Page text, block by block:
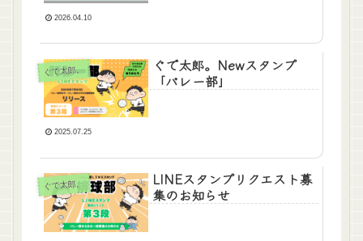
2026.04.10
ぐで太郎。
ぐで太郎。Newスタンプ
「バレー部」
2025.07.25
ぐで太郎。
LINEスタンプリクエスト募
集のお知らせ